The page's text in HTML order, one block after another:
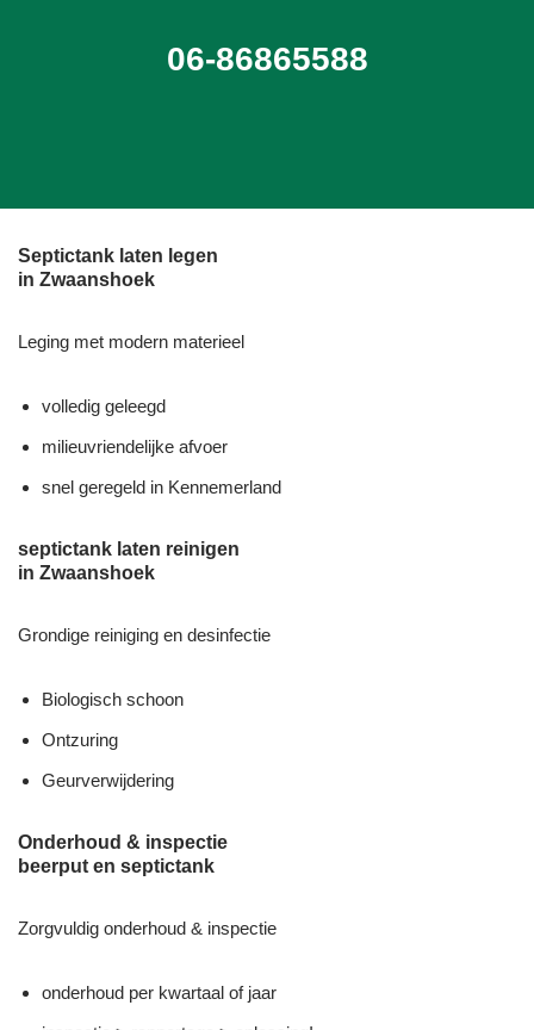
06-86865588
Septictank laten legen
in Zwaanshoek
Leging met modern materieel
volledig geleegd
milieuvriendelijke afvoer
snel geregeld in Kennemerland
septictank laten reinigen
in Zwaanshoek
Grondige reiniging en desinfectie
Biologisch schoon
Ontzuring
Geurverwijdering
Onderhoud & inspectie
beerput en septictank
Zorgvuldig onderhoud & inspectie
onderhoud per kwartaal of jaar